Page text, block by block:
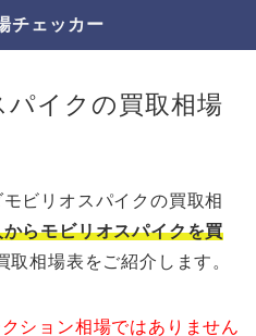
チェッカー
イクの買取相場
ビリオスパイクの買取相
らモビリオスパイクを買
取相場表をご紹介します。
ション相場ではありません